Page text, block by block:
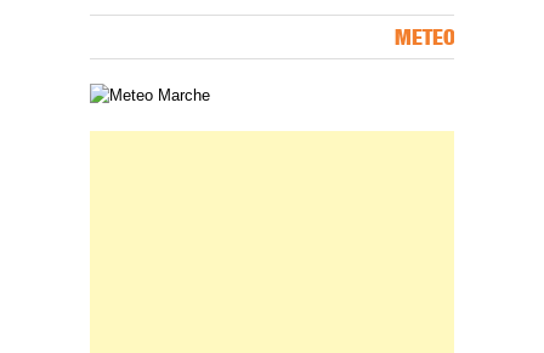
METEO
Carta meteorologica delle Marche